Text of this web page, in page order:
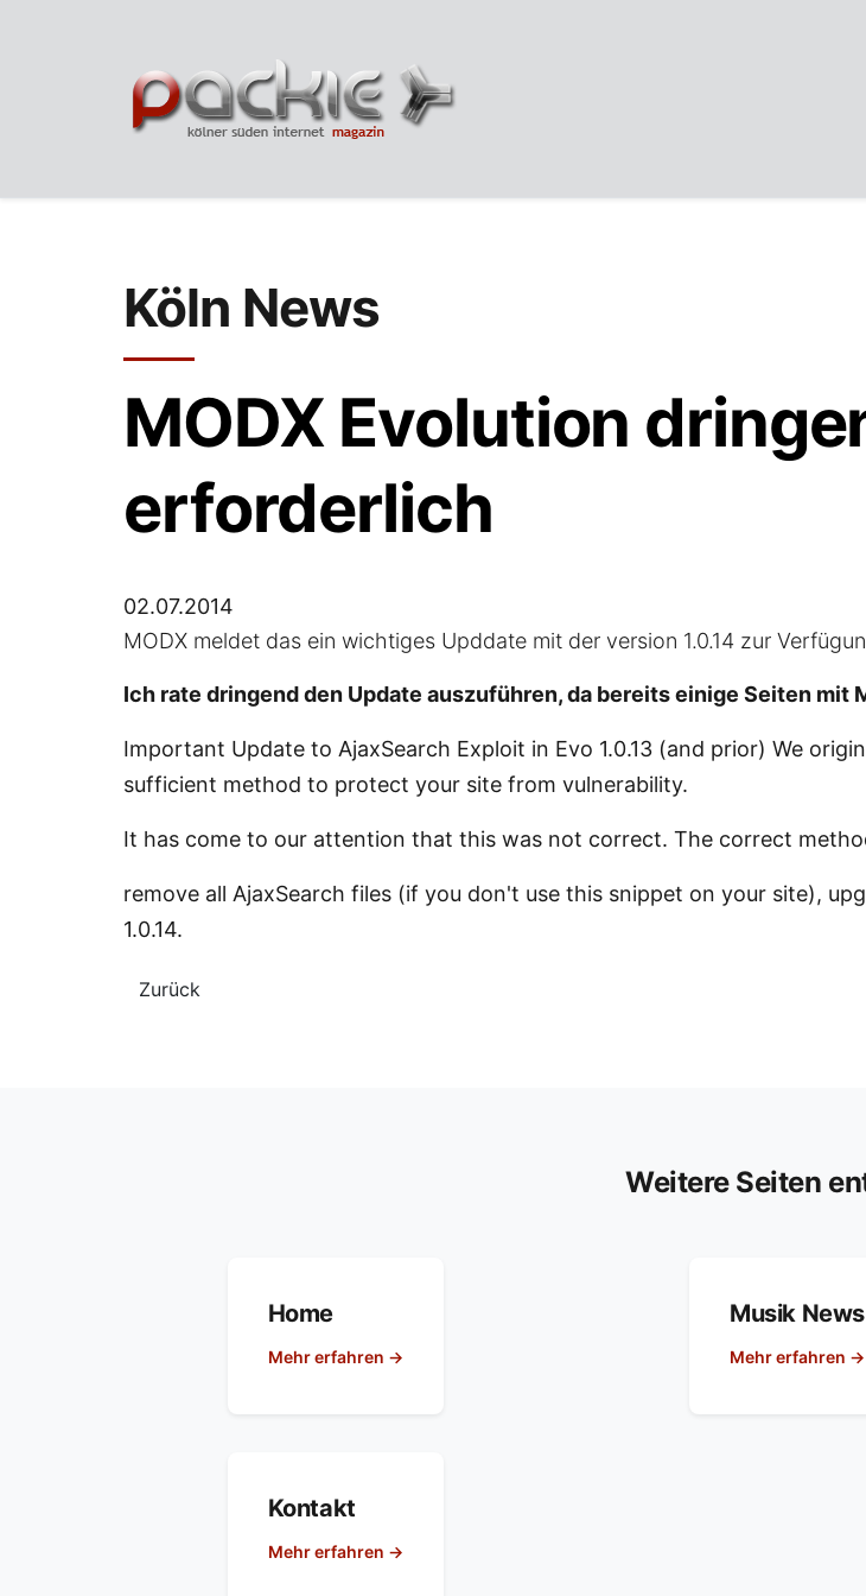
Köln News
MODX Evolution
erforderlich
02.07.2014
MODX meldet das ein wichtiges Upddate mit der version 1.0.14 zur
Ich rate dringend den Update auszuführen, da bereits einige Seiten mit
Important Update to AjaxSearch Exploit in Evo 1.0.13 (and prior) We
sufficient method to protect your site from vulnerability.
It has come to our attention that this was not correct. The correct
remove all AjaxSearch files (if you don't use this snippet on your site),
1.0.14.
Zurück
Weitere Seiten
Home
Mehr erfahren →
Musik News
Mehr erfahren →
Kontakt
Mehr erfahren →